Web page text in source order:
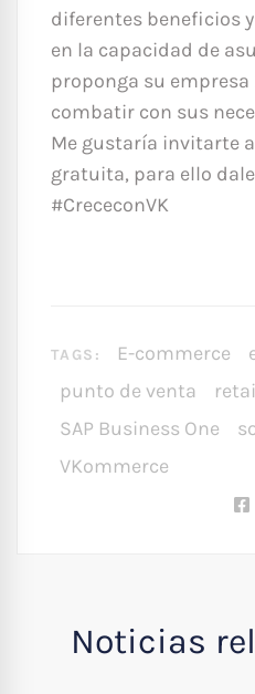
diferentes beneficios
en la capacidad de
proponga su
combatir con sus
Me gustaría invitarte
gratuita, para ello
#CrececonVK
TAGS: E-commerce
punto de venta
SAP Business One
VKommerce
Noticias